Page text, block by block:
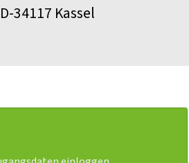
D-34117 Kassel